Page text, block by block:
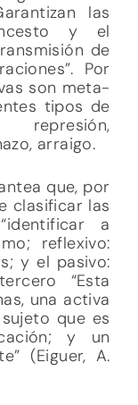
las
y el
de
Por
son meta-
tipos de
represión,
arraigo.
que, por
clasificar las
a
reflexivo:
y el pasivo:
“Esta
una activa
que es
y un
(Eiguer, A.